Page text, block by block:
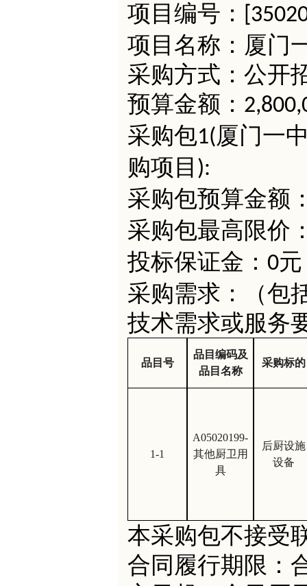
项目编号：
项目名称：厦门
采购方式：公开
预算金额：
采购包1(厦门一
购项目 ):
采购包预算金额
采购包最高限价
投标保证金： 0元
采购需求：（包
技术需求或服务
品目号
品目编码及
品目名称
采购标的
1-1
A05020199-
其他厨卫用
具
后厨设施
设备
本采购包不接受
合同履行期限：